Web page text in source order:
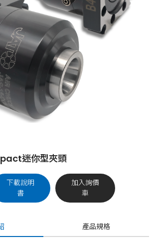
迷你型夾頭
下載說明
書
加入詢價
車
產品規格